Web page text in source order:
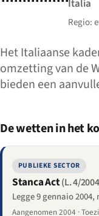
Italia
Regio:
Het Italiaanse
omzetting van de
bieden een
De wetten in het
PUBLIEKE SECTOR
Stanca Act(L. 4/
Legge 9 gennaio 2004,
Aangenomen 2004 ·